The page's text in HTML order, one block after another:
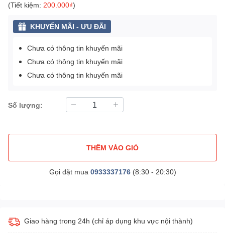
(Tiết kiệm: 200.000₫)
KHUYẾN MÃI - ƯU ĐÃI
Chưa có thông tin khuyến mãi
Chưa có thông tin khuyến mãi
Chưa có thông tin khuyến mãi
Số lượng:
THÊM VÀO GIỎ
Gọi đặt mua 0933337176(8:30 - 20:30)
Giao hàng trong 24h (chỉ áp dụng khu vực nội thành)